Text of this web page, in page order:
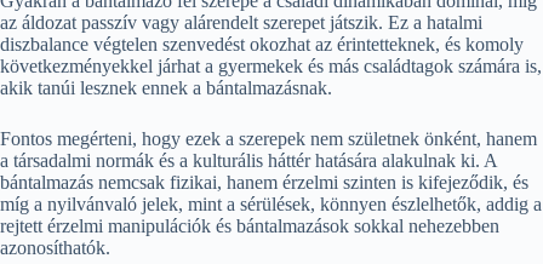
az áldozat passzív vagy alárendelt szerepet játszik. Ez a hatalmi
diszbalance végtelen szenvedést okozhat az érintetteknek, és komoly
következményekkel járhat a gyermekek és más családtagok számára is,
akik tanúi lesznek ennek a bántalmazásnak.
Fontos megérteni, hogy ezek a szerepek nem születnek önként, hanem
a társadalmi normák és a kulturális háttér hatására alakulnak ki. A
bántalmazás nemcsak fizikai, hanem érzelmi szinten is kifejeződik, és
míg a nyilvánvaló jelek, mint a sérülések, könnyen észlelhetők, addig a
rejtett érzelmi manipulációk és bántalmazások sokkal nehezebben
azonosíthatók.